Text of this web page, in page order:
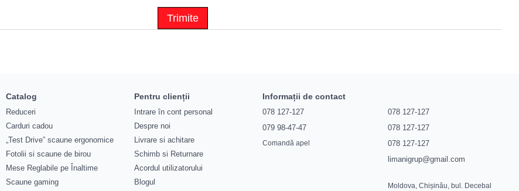
Trimite
Catalog
Reduceri
Carduri cadou
„Test Drive” scaune ergonomice
Fotolii si scaune de birou
Mese Reglabile pe Înaltime
Scaune gaming
Pentru clienții
Intrare în cont personal
Despre noi
Livrare si achitare
Schimb si Returnare
Acordul utilizatorului
Blogul
Informații de contact
078 127-127
079 98-47-47
Comandă apel
078 127-127
078 127-127
078 127-127
limanigrup@gmail.com
Moldova, Chișinău, bul. Decebal